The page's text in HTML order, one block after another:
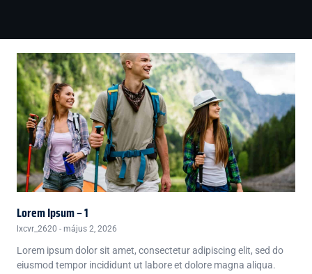
Lorem Ipsum – 1
lxcvr_2620 május 2, 2026
Lorem ipsum dolor sit amet, consectetur adipiscing elit, sed do
eiusmod tempor incididunt ut labore et dolore magna aliqua.